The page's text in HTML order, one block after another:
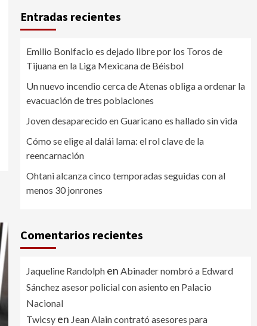
Entradas recientes
Emilio Bonifacio es dejado libre por los Toros de
Tijuana en la Liga Mexicana de Béisbol
Un nuevo incendio cerca de Atenas obliga a ordenar la
evacuación de tres poblaciones
Joven desaparecido en Guaricano es hallado sin vida
Cómo se elige al dalái lama: el rol clave de la
reencarnación
Ohtani alcanza cinco temporadas seguidas con al
menos 30 jonrones
Comentarios recientes
Jaqueline Randolphen Abinader nombró a Edward
Sánchez asesor policial con asiento en Palacio
Nacional
Twicsyen Jean Alain contrató asesores para